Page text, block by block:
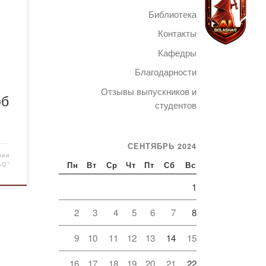
Библиотека
Контакты
Кафедры
Благодарности
Отзывы выпускников и
студентов
СЕНТЯБРЬ 2024
Пн Вт Ср Чт Пт Сб Вс
1
2 3 4 5 6 7 8
9 10 11 12 13 14 15
16 17 18 19 20 21 22